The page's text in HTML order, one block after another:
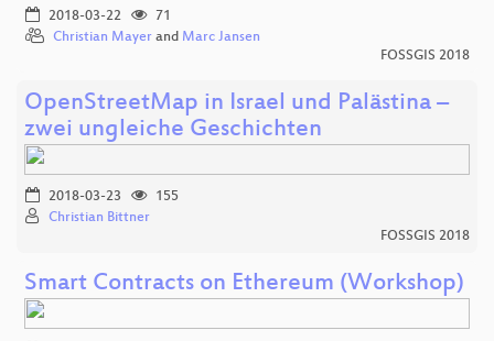
2018-03-22
71
Christian Mayer and Marc Jansen
FOSSGIS 2018
OpenStreetMap in Israel und Palästina –
zwei ungleiche Geschichten
2018-03-23
155
Christian Bittner
FOSSGIS 2018
Smart Contracts on Ethereum (Workshop)